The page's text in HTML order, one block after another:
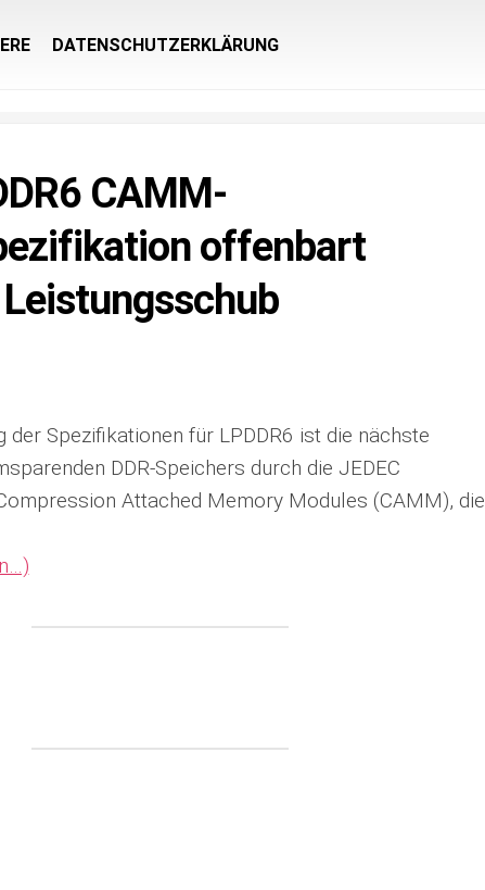
DATENSCHUTZERKLÄRUNG
CAMM-
offenbart
Spezifikationen für LPDDR6 ist die nächste
DDR-Speichers durch die JEDEC
Attached Memory Modules (CAMM), die